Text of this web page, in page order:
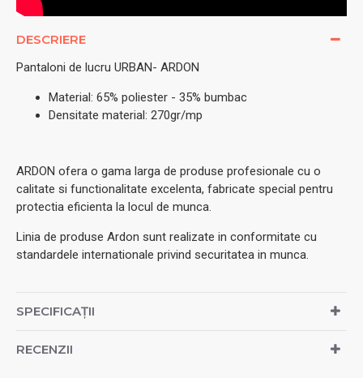
DESCRIERE
Pantaloni de lucru URBAN- ARDON
Material: 65% poliester - 35% bumbac
Densitate material: 270gr/mp
ARDON ofera o gama larga de produse profesionale cu o
calitate si functionalitate excelenta, fabricate special pentru
protectia eficienta la locul de munca.
Linia de produse Ardon sunt realizate in conformitate cu
standardele internationale privind securitatea in munca.
SPECIFICAȚII
RECENZII